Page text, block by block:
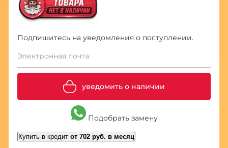
Подпишитесь на уведомления о поступлении.
Электронная почта
уведомить о наличии
Подобрать замену
Купить в кредит от 702 руб. в месяц